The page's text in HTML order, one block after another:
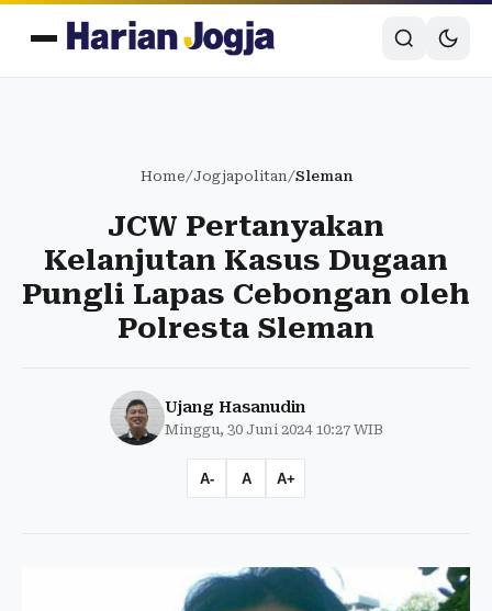
Home/Jogjapolitan/Sleman
JCW Pertanyakan
Kelanjutan Kasus Dugaan
Pungli Lapas Cebongan oleh
Polresta Sleman
Ujang Hasanudin
Minggu, 30 Juni 2024 10:27 WIB
A- A A+